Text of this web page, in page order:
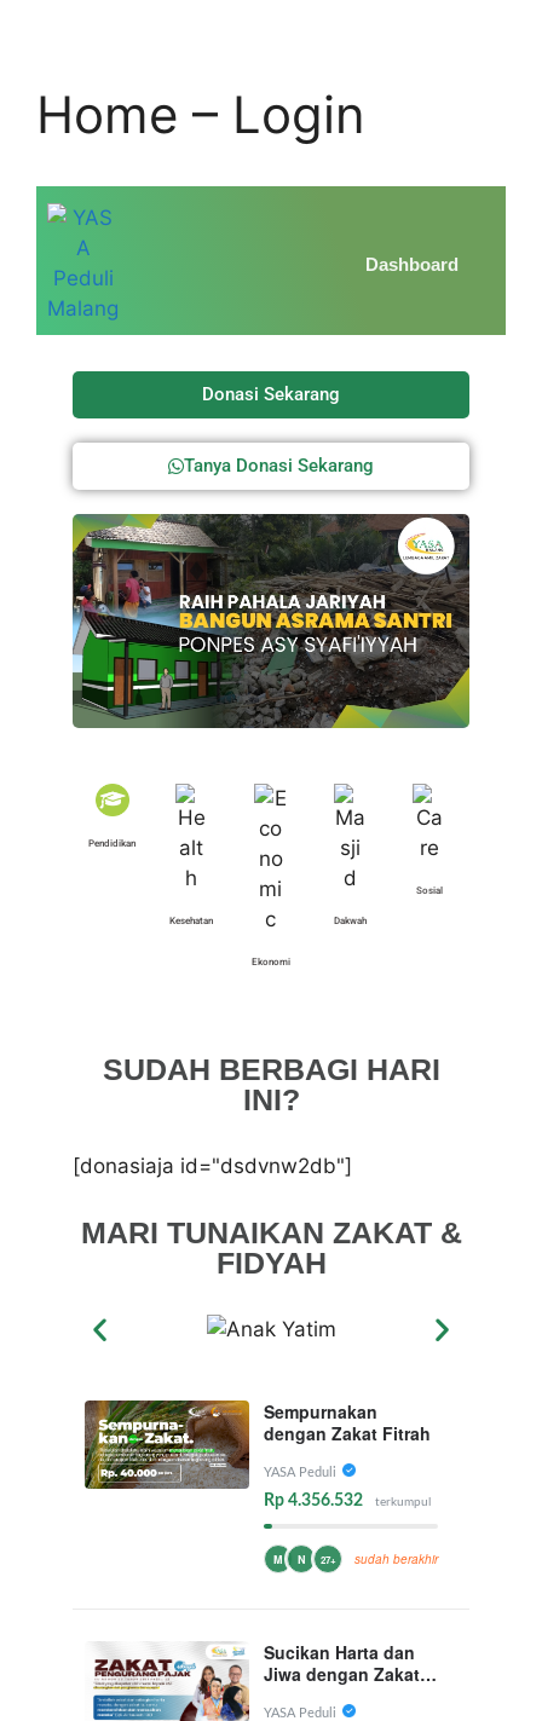
Home – Login
Dashboard
Donasi Sekarang
Tanya Donasi Sekarang
Pendidikan
Kesehatan
Ekonomi
Dakwah
Sosial
SUDAH BERBAGI HARI
INI?
[donasiaja id="dsdvnw2db"]
MARI TUNAIKAN ZAKAT &
FIDYAH
Sempurnakan
dengan Zakat Fitrah
YASA Peduli
Rp 4.356.532 terkumpul
M N 27+ sudah berakhir
Sucikan Harta dan
Jiwa dengan Zakat
YASA Peduli